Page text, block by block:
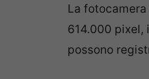
La fotocamera
614.000 pixel,
possono